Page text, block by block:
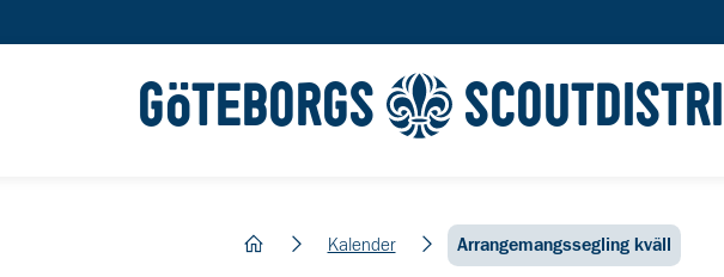
GÖTEBORGS
hem Kalender Arrangemangssegling kväll